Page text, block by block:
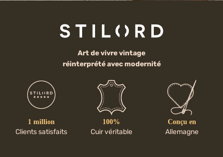
Art de vivre vintage
réinterprété avec modernité
1 million
Clients satisfaits
100%
Cuir véritable
Conçu en
Allemagne